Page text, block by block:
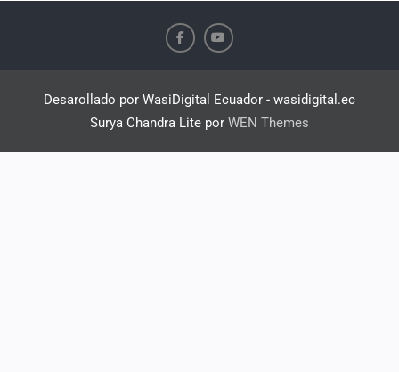
Desarollado por WasiDigital Ecuador - wasidigital.ec
Surya Chandra Lite por WEN Themes